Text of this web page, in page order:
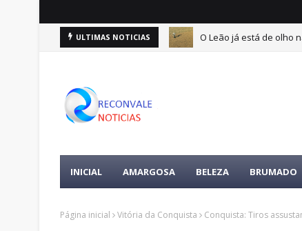
ULTIMAS NOTICIAS O Leão já está de olho
INICIAL AMARGOSA BELEZA BRUMADO
Página inicial Vitória da Conquista Conquista: Tiros